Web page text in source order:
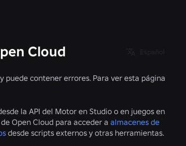
Cloud
puede contener errores. Para ver esta página
la API del Motor en Studio o en juegos en
Open Cloud para acceder a almacenes de
desde scripts externos y otras herramientas.